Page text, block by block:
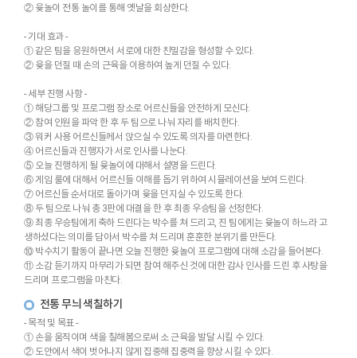
② 윷놀이 전통 놀이를 통해 옛날을 회상한다.
- 기대 효과 -
① 같은 팀을 응원하면서 서로에 대한 친밀감을 형성할 수 있다.
② 윷을 던질 때 손의 근육을 이용하여 높게 던질 수 있다.
- 세부 진행 사항 -
① 해당그룹 및 프로그램 장소로 어르신들을 안전하게 모신다.
② 참여 인원을 파악 한 후 두 팀으로 나눠 자리를 배치한다.
③ 워커 사용 어르신들께서 앉으실 수 있도록 의자를 마련한다.
④ 어르신들과 진행자가 서로 인사를 나눈다.
⑤ 오늘 진행하게 될 윷놀이에 대해서 설명을 드린다.
⑥ 게임 룰에 대해서 어르신들 이해를 돕기 위하여 시뮬레이션을 보여 드린다.
⑦ 어르신들 순서대로 돌아가며 윷을 던지실 수 있도록 한다.
⑧ 두 팀으로 나눠 총 3판에 대결을 한 후 최종 우승팀을 선정한다.
⑨ 최종 우승팀에게 축하 드린다는 박수를 쳐 드리고, 진 팀에게는 윷놀이 하느라 고
생하셨다는 의미를 담아서 박수를 쳐 드리며 훈훈한 분위기를 만든다.
⑩ 박수치기 활동이 끝나면 오늘 진행한 윷놀이 프로그램에 대해 소감을 들어본다.
⑪ 소감 듣기까지 마무리가 되면 참여 해주신 것에 대한 감사 인사를 드린 후 사탕을
드리며 프로그램을 마친다.
전통 무늬 색칠하기
- 목적 및 목표 -
① 손을 움직이며 색을 칠해봄으로써 소 근육을 발달 시킬 수 있다.
② 도안에서 색이 벗어나지 않게 집중해 집중력을 향상 시킬 수 있다.